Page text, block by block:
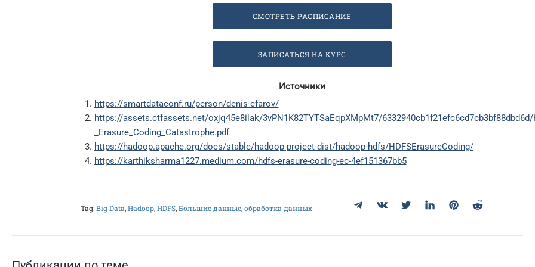
СМОТРЕТЬ РАСПИСАНИЕ
ЗАПИСАТЬСЯ НА КУРС
Источники
https://smartdataconf.ru/person/denis-efarov/
https://assets.ctfassets.net/oxjq45e8ilak/3vPN1K82TYTSaEqpXMpMt7/6332940cb1f21efc6cd7cb3bf88dbd6d/
_Erasure_Coding_Catastrophe.pdf
https://hadoop.apache.org/docs/stable/hadoop-project-dist/hadoop-hdfs/HDFSErasureCoding/
https://karthiksharma1227.medium.com/hdfs-erasure-coding-ec-4ef151367bb5
Tag:Big Data,Hadoop,HDFS,Большие данные,обработка данных
ВКонтакте
Twitter LinkedInPinterestReddit